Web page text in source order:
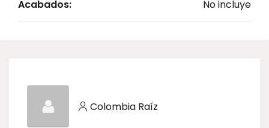
Acabados: No incluye
Colombia Raíz